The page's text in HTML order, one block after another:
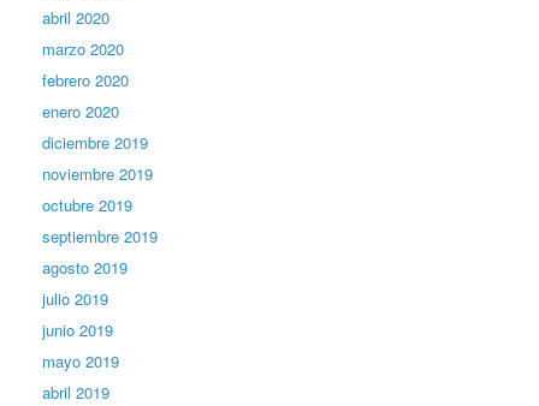
abril 2020
marzo 2020
febrero 2020
enero 2020
diciembre 2019
noviembre 2019
octubre 2019
septiembre 2019
agosto 2019
julio 2019
junio 2019
mayo 2019
abril 2019